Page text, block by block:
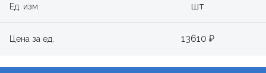
Ед. изм. шт
Цена за ед. 13610 ₽